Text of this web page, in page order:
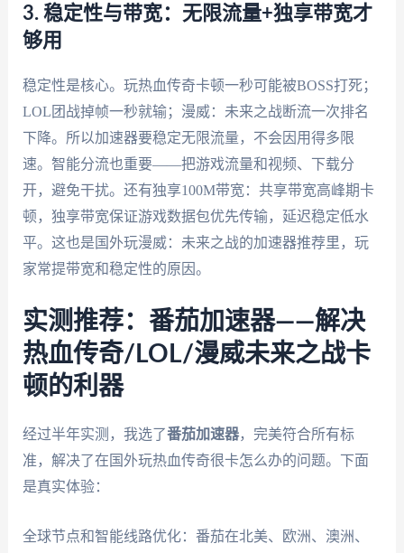
3. 稳定性与带宽：无限流量+独享带宽才
够用
稳定性是核心。玩热血传奇卡顿一秒可能被BOSS打死；
LOL团战掉帧一秒就输；漫威：未来之战断流一次排名
下降。所以加速器要稳定无限流量，不会因用得多限
速。智能分流也重要——把游戏流量和视频、下载分
开，避免干扰。还有独享100M带宽：共享带宽高峰期卡
顿，独享带宽保证游戏数据包优先传输，延迟稳定低水
平。这也是国外玩漫威：未来之战的加速器推荐里，玩
家常提带宽和稳定性的原因。
实测推荐：番茄加速器——解决
热血传奇/LOL/漫威未来之战卡
顿的利器
经过半年实测，我选了番茄加速器，完美符合所有标
准，解决了在国外玩热血传奇很卡怎么办的问题。下面
是真实体验：
全球节点和智能线路优化：番茄在北美、欧洲、澳洲、